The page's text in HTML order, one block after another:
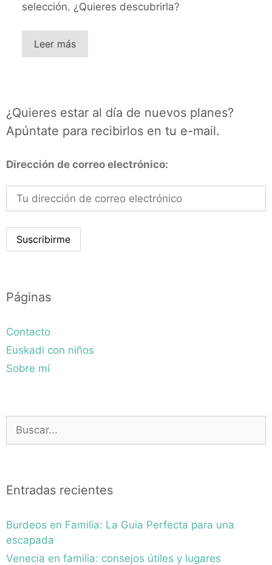
selección. ¿Quieres descubrirla?
Leer más
¿Quieres estar al día de nuevos planes?
Apúntate para recibirlos en tu e-mail.
Dirección de correo electrónico:
Páginas
Contacto
Euskadi con niños
Sobre mí
Entradas recientes
Burdeos en Familia: La Guia Perfecta para una
escapada
Venecia en familia: consejos útiles y lugares